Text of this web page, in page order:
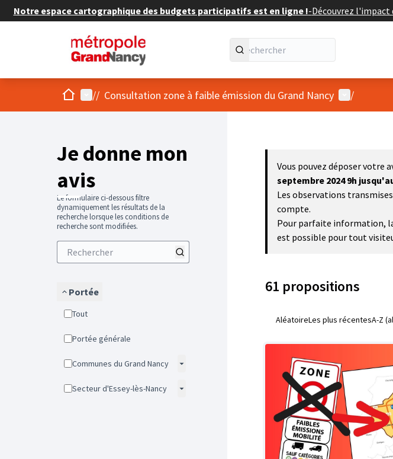
Notre espace cartographique des budgets participatifs est en ligne !-Découvrez l'impact
AccueilMenu principal
// Consultation zone à faible émission du Grand Nancy Menu
/
Je donne mon
avis
Le formulaire ci-dessous filtre
dynamiquement les résultats de la
recherche lorsque les conditions de
recherche sont modifiées.
Portée
Tout
Portée générale
Communes du Grand Nancy
Secteur d'Essey-lès-Nancy
Vous pouvez déposer votre
septembre 2024 9h
Les observations
compte.
Pour parfaite information,
est possible pour tout
61 propositions
AléatoireLes plus récentesA-Z